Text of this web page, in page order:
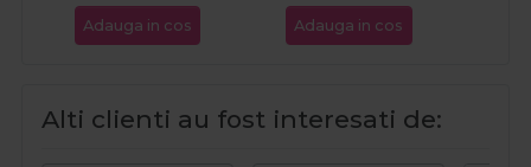
Adauga in cos Adauga in cos
Alti clienti au fost interesati de: